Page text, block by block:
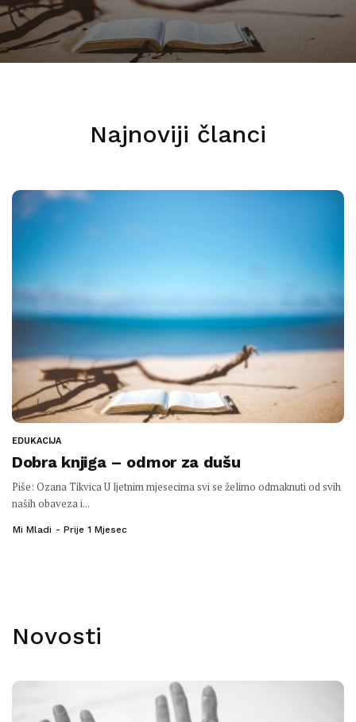
Najnoviji članci
EDUKACIJA
Dobra knjiga – odmor za dušu
Piše: Ozana Tikvica U ljetnim mjesecima svi se želimo odmaknuti od svih
naših obaveza i...
Mi Mladi Prije 1 Mjesec
Novosti